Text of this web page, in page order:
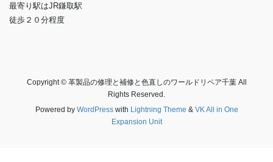
最寄り駅はJR鎌取駅
徒歩２０分程度
Copyright © 革製品の修理と補修と色直しのワールドリペア千葉 All
Rights Reserved.
Powered by WordPresswith Lightning Theme & VK All in One
Expansion Unit